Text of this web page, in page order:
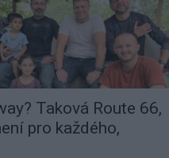
Taková Route 66,
pro každého,